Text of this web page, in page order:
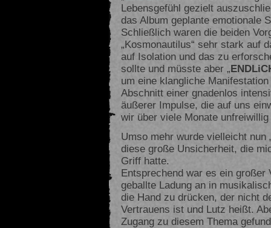
Lebensgefühl gezielt
das Album geplante emotionale
Schließlich waren die beiden
„Kosmonautilus“ sehr stark auf
auf Isolation und das zu
sollte und müsste aber „
um eine klangliche
Abschnitt einer gnadenlos
äußerer Impulse, die auf uns
wir über viele Monate
Umso mehr wurde vielleicht nun
diese große Unsicherheit, die
Griff hatte.
Entsprechend war es ein großer
geballte Ladung an in
die Hand zu drücken, der nicht
Vertrauens ist und Lutz heißt.
Zugang zu diesem Thema